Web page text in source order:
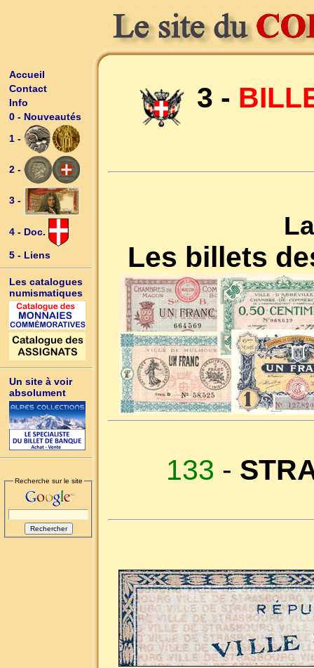
Accueil
Contact
Info
0 - Nouveautés
1 -
2 -
3 -
4 - Doc.
5 - Liens
Les catalogues
numismatiques
Un site à voir
absolument
Recherche sur le site
3 -
Les billets
133 -